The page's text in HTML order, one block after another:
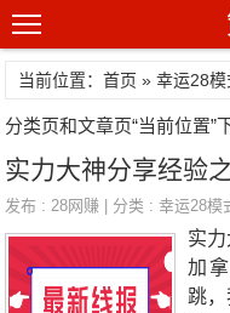
当前位置：首页 » 幸运28
分类页和文章页“当前位置”
发布 :28网赚 | 分类 :幸运28模
实
加
跳